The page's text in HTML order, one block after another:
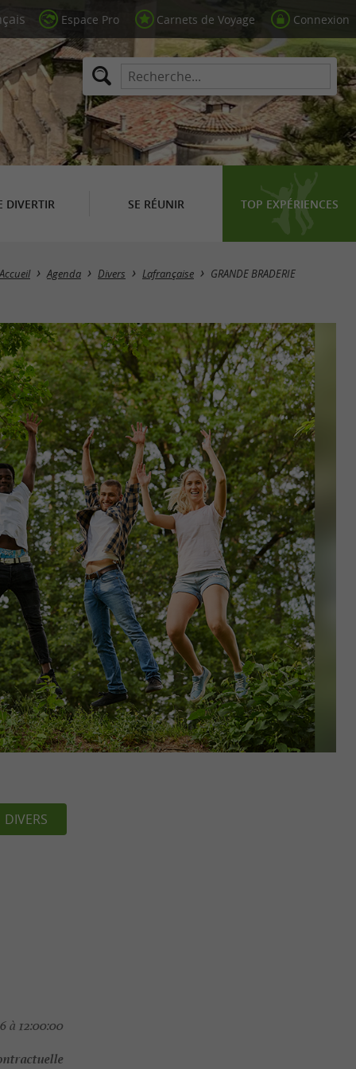
Espace Pro Carnets de Voyage Connexion
DIVERTIR SE RÉUNIR TOP EXPÉRIENCES
Accueil Agenda Divers Lafrançaise GRANDE BRADERIE
DIVERS
à 12:00:00